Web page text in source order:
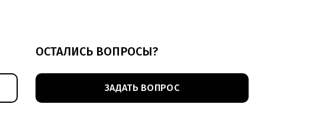
ОСТАЛИСЬ ВОПРОСЫ?
ЗАДАТЬ ВОПРОС